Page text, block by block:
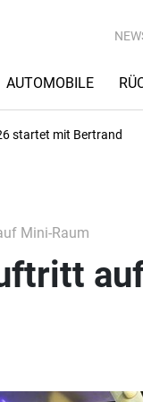
AUTOMOBILE
startet mit Bertrand
Mini-Raum